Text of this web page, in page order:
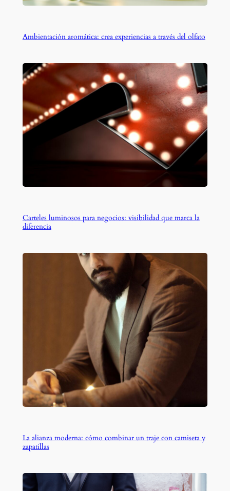
Ambientación aromática: crea experiencias a través del olfato
Carteles luminosos para negocios: visibilidad que marca la
diferencia
La alianza moderna: cómo combinar un traje con camiseta y
zapatillas